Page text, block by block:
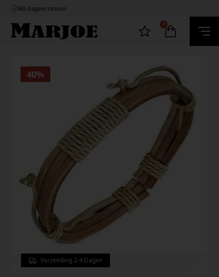
60 dagen retour
Ecommerce Europe
100% nikkelvrij sieraden
60 dagen retour
0
40%
Verzending 2-4 Dagen